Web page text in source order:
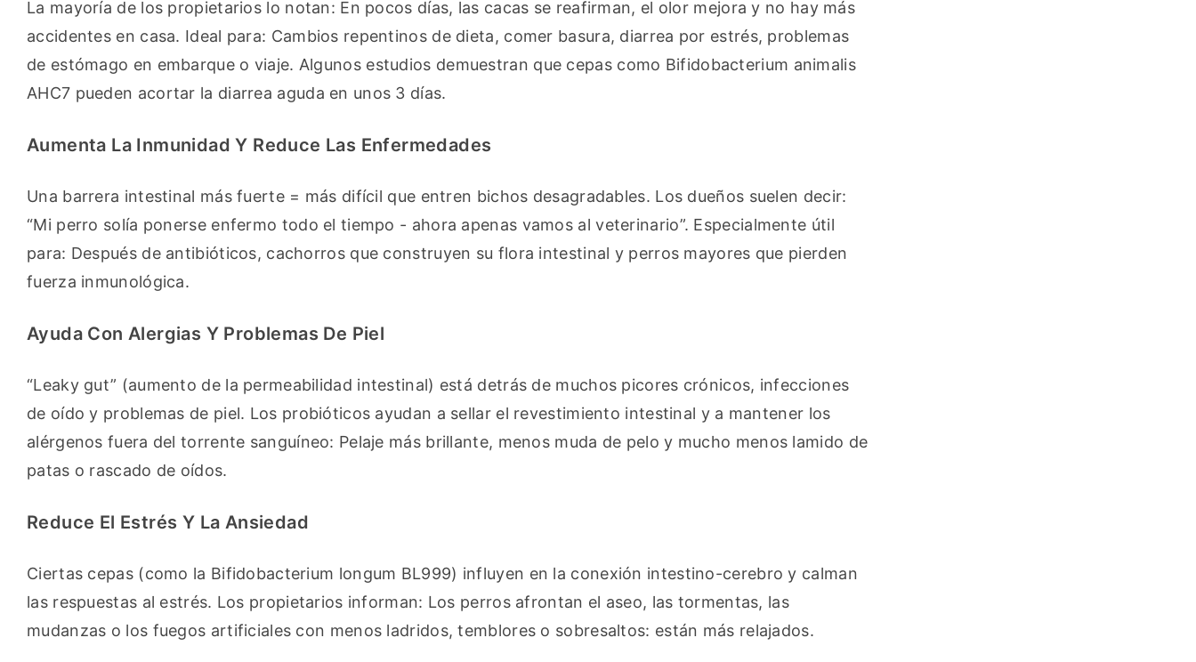
La mayoría de los propietarios lo notan: En pocos días, las cacas se reafirman, el olor mejora y no hay más
accidentes en casa. Ideal para: Cambios repentinos de dieta, comer basura, diarrea por estrés, problemas
de estómago en embarque o viaje. Algunos estudios demuestran que cepas como Bifidobacterium animalis
AHC7 pueden acortar la diarrea aguda en unos 3 días.
Aumenta La Inmunidad Y Reduce Las Enfermedades
Una barrera intestinal más fuerte = más difícil que entren bichos desagradables. Los dueños suelen decir:
“Mi perro solía ponerse enfermo todo el tiempo - ahora apenas vamos al veterinario”. Especialmente útil
para: Después de antibióticos, cachorros que construyen su flora intestinal y perros mayores que pierden
fuerza inmunológica.
Ayuda Con Alergias Y Problemas De Piel
“Leaky gut” (aumento de la permeabilidad intestinal) está detrás de muchos picores crónicos, infecciones
de oído y problemas de piel. Los probióticos ayudan a sellar el revestimiento intestinal y a mantener los
alérgenos fuera del torrente sanguíneo: Pelaje más brillante, menos muda de pelo y mucho menos lamido de
patas o rascado de oídos.
Reduce El Estrés Y La Ansiedad
Ciertas cepas (como la Bifidobacterium longum BL999) influyen en la conexión intestino-cerebro y calman
las respuestas al estrés. Los propietarios informan: Los perros afrontan el aseo, las tormentas, las
mudanzas o los fuegos artificiales con menos ladridos, temblores o sobresaltos: están más relajados.